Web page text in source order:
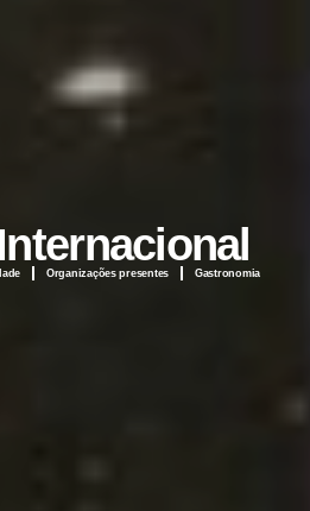
Organizações presentes Gastronomia